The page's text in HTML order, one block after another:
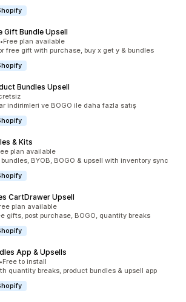
Gift Bundle Upsell
•Free plan available
free gift with purchase, buy x get y & bundles
Bundles Upsell
indirimleri ve BOGO ile daha fazla satış
& Kits
plan available
BYOB, BOGO & upsell with inventory sync
CartDrawer Upsell
plan available
gifts, post purchase, BOGO, quantity breaks
App & Upsells
•Free to install
quantity breaks, product bundles & upsell app